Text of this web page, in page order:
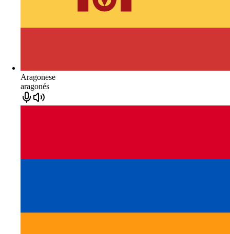
Aragonese
aragonés